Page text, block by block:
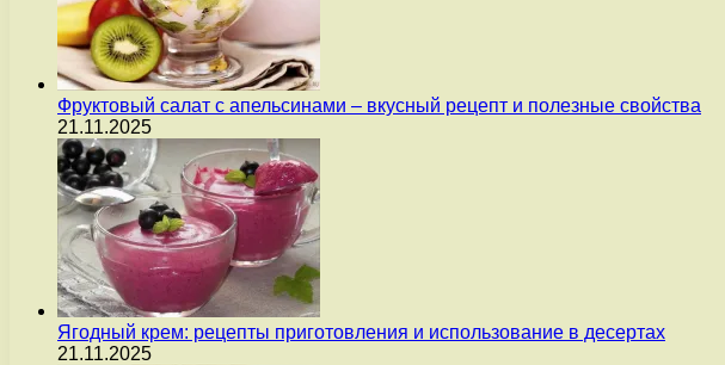
Фруктовый салат с апельсинами – вкусный рецепт и полезные свойства
21.11.2025
Ягодный крем: рецепты приготовления и использование в десертах
21.11.2025